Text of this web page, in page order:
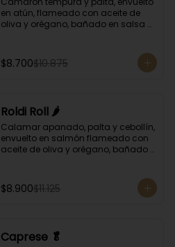
en atún, flameado con aceite de
oliva y orégano, bañado en salsa
$8.700$10.875
Roldi Roll 🌶️
Calamar apanado, palta y cebollín,
envuelto en salmón flameado con
aceite de oliva y orégano, bañado
$8.900$11.125
Caprese 🥬